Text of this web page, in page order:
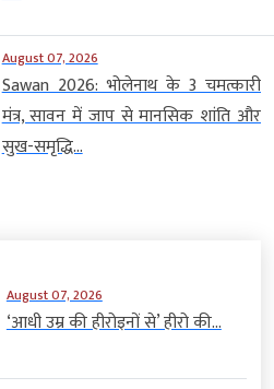
August 07, 2026
Sawan 2026: भोलेनाथ के 3 चमत्कारी
मंत्र, सावन में जाप से मानसिक शांति और
सुख-समृद्धि...
August 07, 2026
‘आधी उम्र की हीरोइनों से’ हीरो की...